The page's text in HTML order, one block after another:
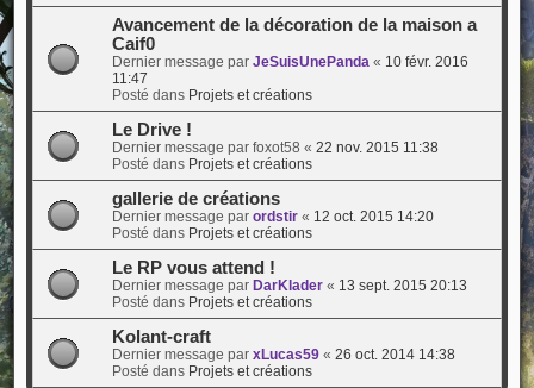
Avancement de la décoration de la maison a
Caif0
Dernier message par JeSuisUnePanda « 10 févr. 2016
11:47
Posté dans Projets et créations
Le Drive !
Dernier message par foxot58 « 22 nov. 2015 11:38
Posté dans Projets et créations
gallerie de créations
Dernier message par ordstir« 12 oct. 2015 14:20
Posté dans Projets et créations
Le RP vous attend !
Dernier message par DarKlader« 13 sept. 2015 20:13
Posté dans Projets et créations
Kolant-craft
Dernier message par xLucas59« 26 oct. 2014 14:38
Posté dans Projets et créations